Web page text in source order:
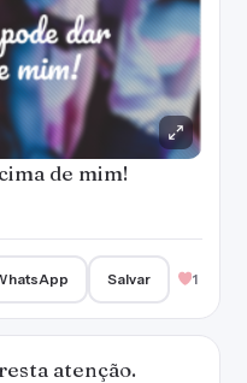
de mim!
Salvar 1
atenção.